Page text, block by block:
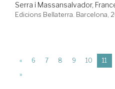
Serra i Massansalvador,
Edicions Bellaterra. Barcelona,
« 6 7 8 9 10 11
»